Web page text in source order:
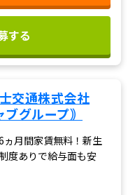
する
交通株式会社
グループ｠
月間家賃無料！新生
度ありで給与面も安